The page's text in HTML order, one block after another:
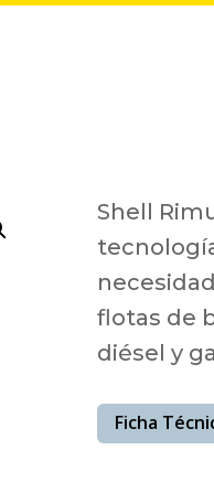
Shell
flotas de
diésel y
Ficha